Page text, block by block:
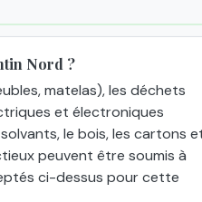
Nord ?
matelas), les déchets
et électroniques
le bois, les cartons
peuvent être soumis à
ci-dessus pour cette